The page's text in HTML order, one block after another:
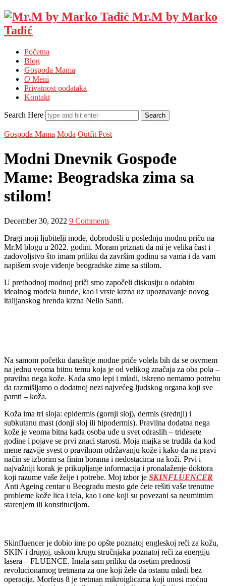
Mr.M by Marko
Tadić
Početna
Blog
Gospođa Mama
O Meni
Privatnost podataka
Kontakt
Search Here
Gospođa Mama Moda Outfit Post
Modni Dnevnik Gospođe
Mame: Beogradska zima sa
stilom!
December 30, 2022 9 Comments
Dragi moji ljubitelji mode, dobrodošli u poslednju modnu priču na
Mr.M blogu u 2022. godini. Moram priznati da mi je velika čast i
zadovoljstvo što imam priliku da završim godinu sa vama i da vam
napišem svoje viđenje beogradske zime sa stilom.
U prethodnoj modnoj priči smo započeli diskusiju o odabiru
idealnog modela bunde, kao i vrste krzna uz upoznavanje novog
italijanskog brenda krzna Nello Santi.
Na samom početku današnje modne priče volela bih da se osvrnem
na jednu veoma bitnu temu koja je od velikog značaja za oba pola –
pravilna nega kože. Kada smo lepi i mladi, iskreno nemamo potrebu
da razmišljamo o dodatnoj nezi najvećeg ljudskog organa koji sve
pamti – koža.
Koža ima tri sloja: epidermis (gornji sloj), dermis (srednji) i
subkutanu mast (donji sloj ili hipodermis). Pravilna dodatna nega
kože je veoma bitna kada osoba uđe u svet odraslih – tridesete
godine i pojave se prvi znaci starosti. Moja majka se trudila da kod
mene razvije svest o pravilnom održavanju kože i kako da na pravi
način se izborim sa finim borama i nedostacima na koži. Prvi i
najvažniji korak je prikupljanje informacija i pronalaženje doktora
koji razume vaše želje i potrebe. Moj izbor je SKINFLUENCER
Anti Ageing centar u Beogradu mesto gde ćete rešiti vaše trenutne
probleme kože lica i tela, kao i one koji su povezani sa neumitnim
starenjem ili konstitucijom.
Skinfluencer je dobio ime po opšte poznatoj engleskoj reči za kožu,
SKIN i drugoj, uskom krugu stručnjaka poznatoj reči za energiju
lasera – FLUENCE. Imala sam priliku da osetim prednosti
revolucionarnog tretmana za one koji žele da ostanu mladi bez
operacija. Morfeus 8 je tretman mikroiglicama koji unosi moćnu